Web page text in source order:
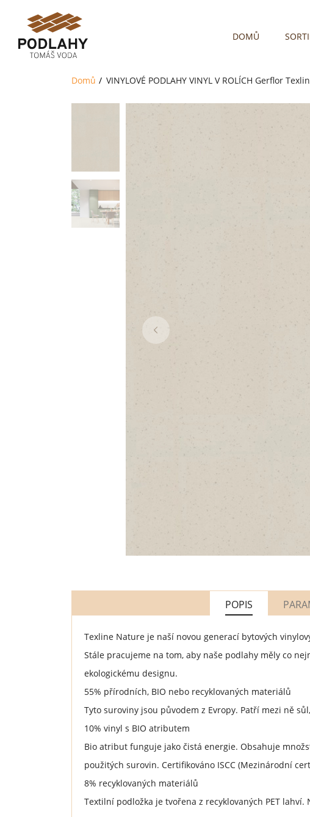
DOMŮ
Domů VINYLOVÉ PODLAHY VINYL V ROLÍCH Gerflor
POPIS
Texline Nature je naší novou generací bytových
Stále pracujeme na tom, aby naše podlahy měly co
ekologickému designu.
55% přírodních, BIO nebo recyklovaných materiálů
Tyto suroviny jsou původem z Evropy. Patří mezi ně
10% vinyl s BIO atributem
Bio atribut funguje jako čistá energie. Obsahuje
použitých surovin. Certifikováno ISCC (Mezinárodní
8% recyklovaných materiálů
Textilní podložka je tvořena z recyklovaných PET